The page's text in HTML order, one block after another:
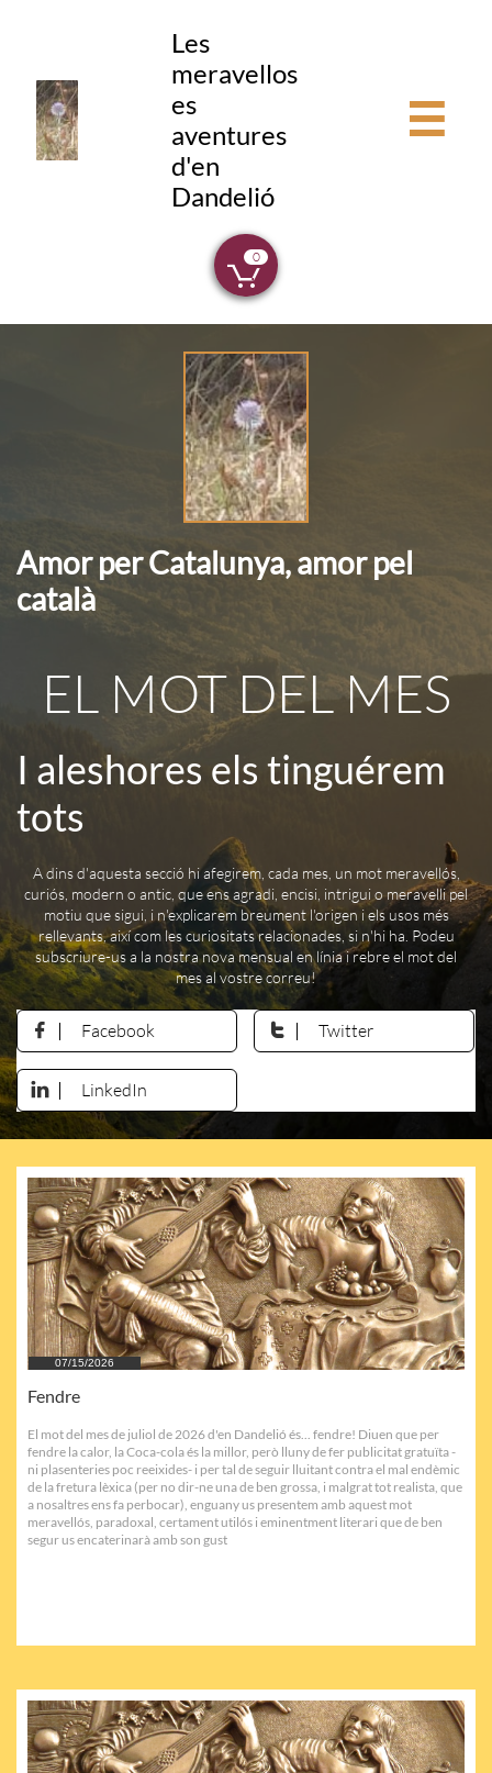
Les
meravellos
es
aventures
d'en
Dandelió


0
Amor per Catalunya, amor pel
català
EL MOT DEL MES
I aleshores els tinguérem
tots
A dins d'aquesta secció hi afegirem, cada mes, un mot meravellós,
curiós, modern o antic, que ens agradi, encisi, intrigui o meravelli pel
motiu que sigui, i n'explicarem breument l'origen i els usos més
rellevants, així com les curiositats relacionades, si n'hi ha. Podeu
subscriure-us a la nostra nova mensual en línia i rebre el mot del
mes al vostre correu!
 Facebook  Twitter
 LinkedIn
Fendre
El mot del mes de juliol de 2026 d'en Dandelió és... fendre! Diuen que per
fendre la calor, la Coca-cola és la millor, però lluny de fer publicitat gratuïta -
ni plasenteries poc reeixides- i per tal de seguir lluitant contra el mal endèmic
de la fretura lèxica (per no dir-ne una de ben grossa, i malgrat tot realista, que
a nosaltres ens fa perbocar), enguany us presentem amb aquest mot
meravellós, paradoxal, certament utilós i eminentment literari que de ben
segur us encaterinarà amb son gust
07/15/2026